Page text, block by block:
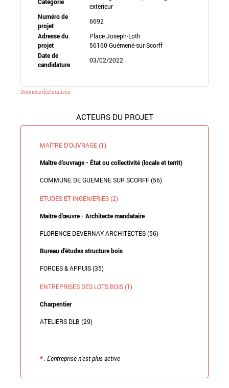
Catégorie
exterieur
Numéro de
projet
6692
Adresse du
projet
Place Joseph-Loth
56160 Guémené-sur-Scorff
Date de
candidature
03/02/2022
Données déclaratives
ACTEURS DU PROJET
MAÎTRE D'OUVRAGE (1)
Maître d'ouvrage - État ou collectivité (locale et territ)
COMMUNE DE GUEMENE SUR SCORFF (56)
ETUDES ET INGÉNIERIES (2)
Maître d'œuvre - Architecte mandataire
FLORENCE DEVERNAY ARCHITECTES (56)
Bureau d'études structure bois
FORCES & APPUIS (35)
ENTREPRISES DES LOTS BOIS (1)
Charpentier
ATELIERS DLB (29)
*: L'entreprise n'est plus active